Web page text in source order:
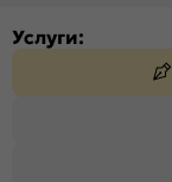
Услуги: